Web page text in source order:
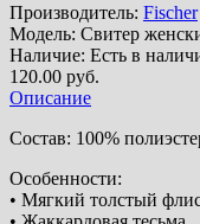
Производитель: Fischer
Модель: Свитер
Наличие: Есть в
120.00 руб.
Описание
Состав: 100%
Особенности:
• Мягкий толстый